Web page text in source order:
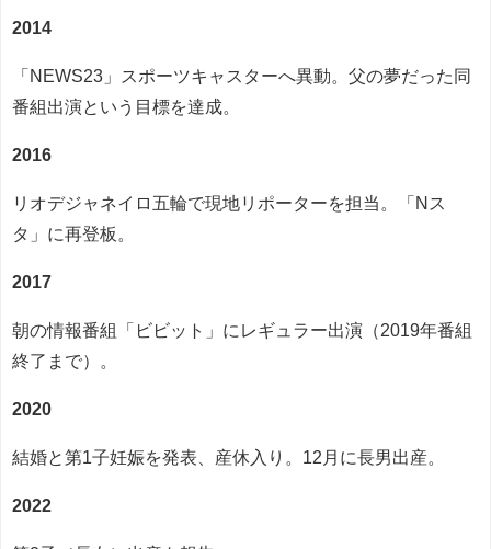
2014
「NEWS23」スポーツキャスターへ異動。父の夢だった同
番組出演という目標を達成。
2016
リオデジャネイロ五輪で現地リポーターを担当。「Nス
タ」に再登板。
2017
朝の情報番組「ビビット」にレギュラー出演（2019年番組
終了まで）。
2020
結婚と第1子妊娠を発表、産休入り。12月に長男出産。
2022